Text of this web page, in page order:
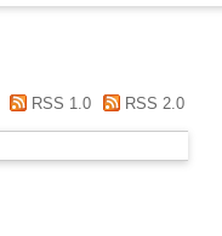
RSS 1.0 RSS 2.0